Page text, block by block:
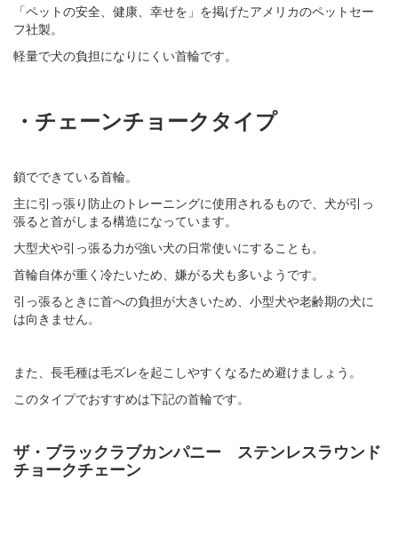
「ペットの安全、健康、幸せを」を掲げたアメリカのペットセー
フ社製。
軽量で犬の負担になりにくい首輪です。
・チェーンチョークタイプ
鎖でできている首輪。
主に引っ張り防止のトレーニングに使用されるもので、犬が引っ
張ると首がしまる構造になっています。
大型犬や引っ張る力が強い犬の日常使いにすることも。
首輪自体が重く冷たいため、嫌がる犬も多いようです。
引っ張るときに首への負担が大きいため、小型犬や老齢期の犬に
は向きません。
また、長毛種は毛ズレを起こしやすくなるため避けましょう。
このタイプでおすすめは下記の首輪です。
ザ・ブラックラブカンパニー ステンレスラウンド
チョークチェーン